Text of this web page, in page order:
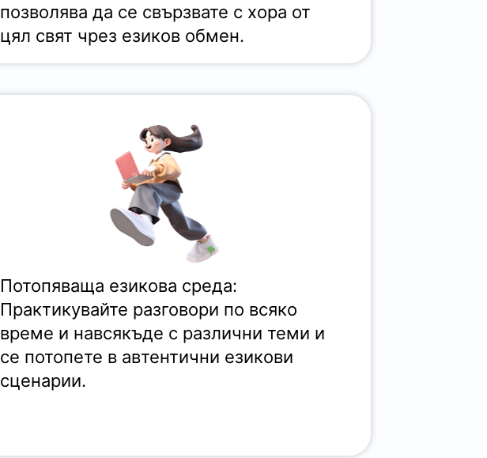
позволява да се свързвате с хора от
цял свят чрез езиков обмен.
Потопяваща езикова среда:
Практикувайте разговори по всяко
време и навсякъде с различни теми и
се потопете в автентични езикови
сценарии.